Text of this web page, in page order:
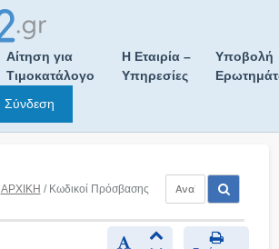
Αίτηση για
Τιμοκατάλογο
Η Εταιρία –
Υπηρεσίες
Υποβολή
Σύνδεση
ΑΡΧΙΚΗ / Κωδικοί Πρόσβασης